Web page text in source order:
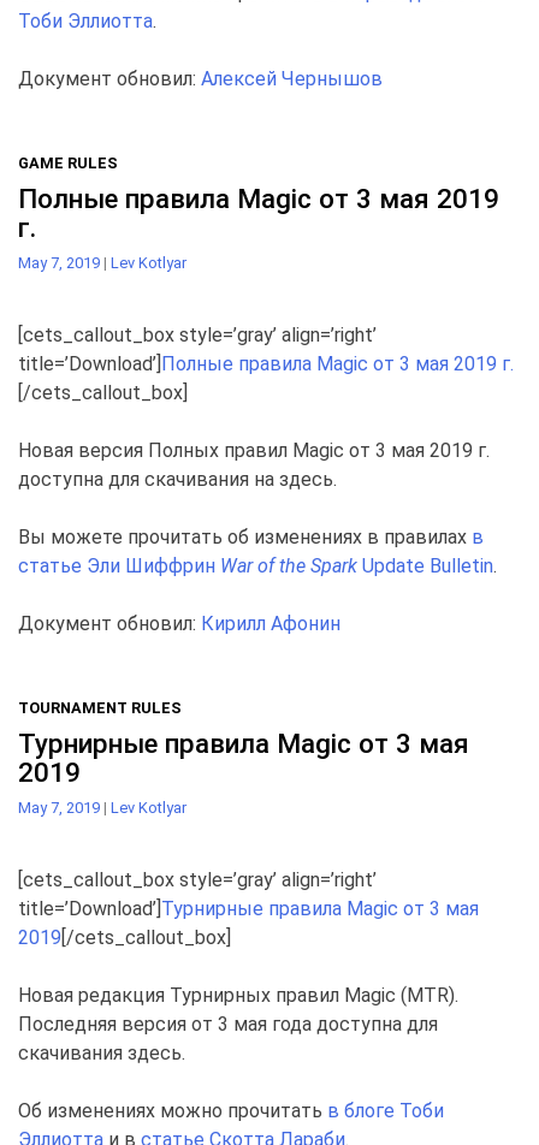
Тоби Эллиотта.
Документ обновил: Алексей Чернышов
GAME RULES
Полные правила Magic от 3 мая 2019
г.
May 7, 2019 | Lev Kotlyar
[cets_callout_box style=’gray’ align=’right’
title=’Download’] Полные правила Magic от 3 мая 2019 г.
[/cets_callout_box]
Новая версия Полных правил Magic от 3 мая 2019 г.
доступна для скачивания на здесь.
Вы можете прочитать об изменениях в правилах в
статье Эли Шиффрин War of the Spark Update Bulletin.
Документ обновил: Кирилл Афонин
TOURNAMENT RULES
Турнирные правила Magic от 3 мая
2019
May 7, 2019 | Lev Kotlyar
[cets_callout_box style=’gray’ align=’right’
title=’Download’] Турнирные правила Magic от 3 мая
2019 [/cets_callout_box]
Новая редакция Турнирных правил Magic (MTR).
Последняя версия от 3 мая года доступна для
скачивания здесь.
Об изменениях можно прочитать в блогe Тоби
Эллиотта и в статье Скотта Лараби.